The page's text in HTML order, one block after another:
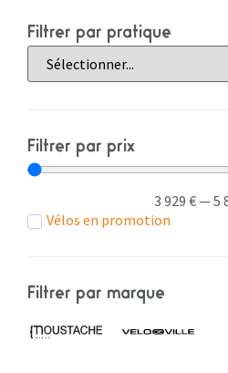
Filtrer par pratique
Filtrer par prix
3 929 €—5
Vélos en promotion
Filtrer par marque